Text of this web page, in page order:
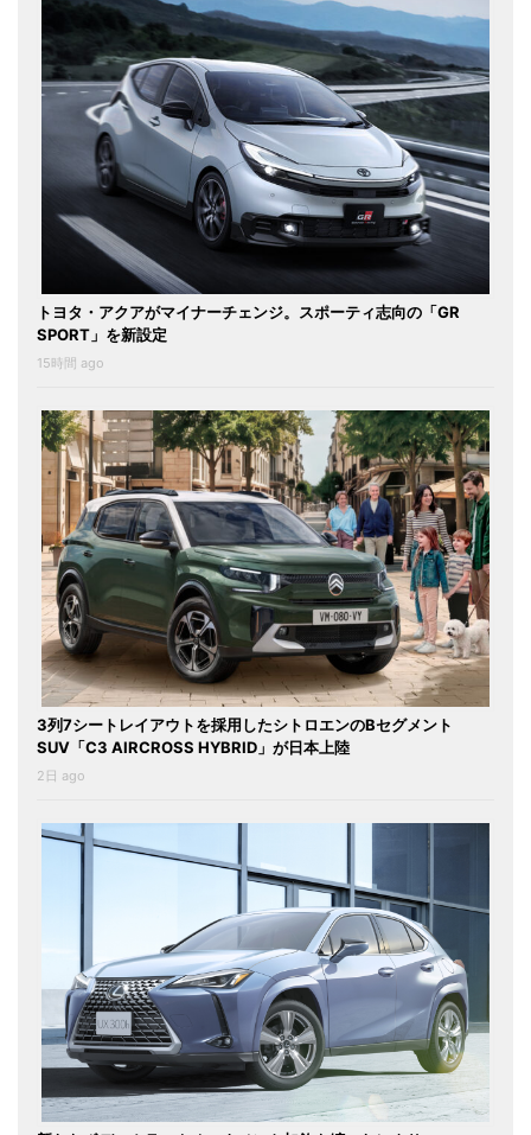
トヨタ・アクアがマイナーチェンジ。スポーティ志向の「GR
SPORT」を新設定
15時間 ago
3列7シートレイアウトを採用したシトロエンのBセグメント
SUV「C3 AIRCROSS HYBRID」が日本上陸
2日 ago